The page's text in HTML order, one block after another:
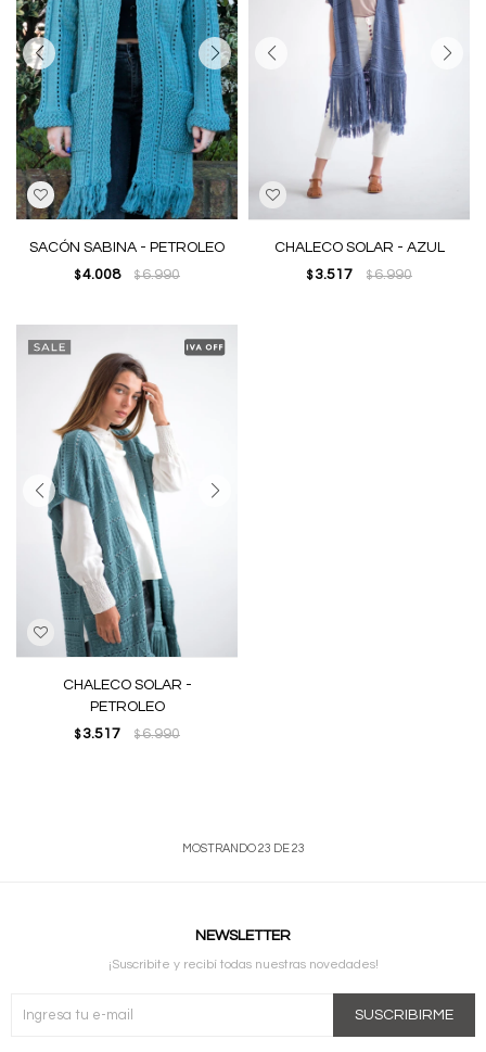
SACÓN SABINA - PETROLEO
$ 4.008 $6.990
CHALECO SOLAR - AZUL
$ 3.517 $6.990
CHALECO SOLAR -
PETROLEO
$ 3.517 $6.990
MOSTRANDO23 DE23
NEWSLETTER
¡Suscribite y recibí todas nuestras novedades!
SUSCRIBIRME